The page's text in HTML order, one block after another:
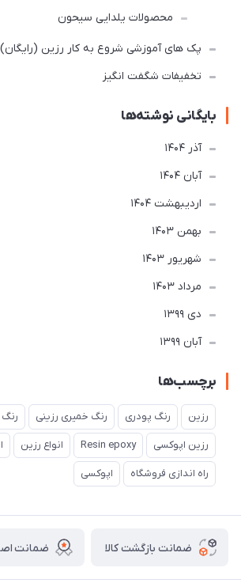
محصولات یلدایی سیحون
پک های آموزشی شروع به کار رزین (رایگان)
تخفیفات شگفت انگیز
بایگانی نوشته‌ها
آذر 1404
آبان 1404
ارديبهشت 1404
بهمن 1403
شهریور 1403
مرداد 1403
دی 1399
آبان 1399
برچسب‌ها
رزین رنگ پودری رنگ خمیری رزینی
رزین اپوکسی Resin epoxy انواع رزین
راه اندازی فروشگاه اپوکسی
ضمانت بازگشت کالا ضمانت